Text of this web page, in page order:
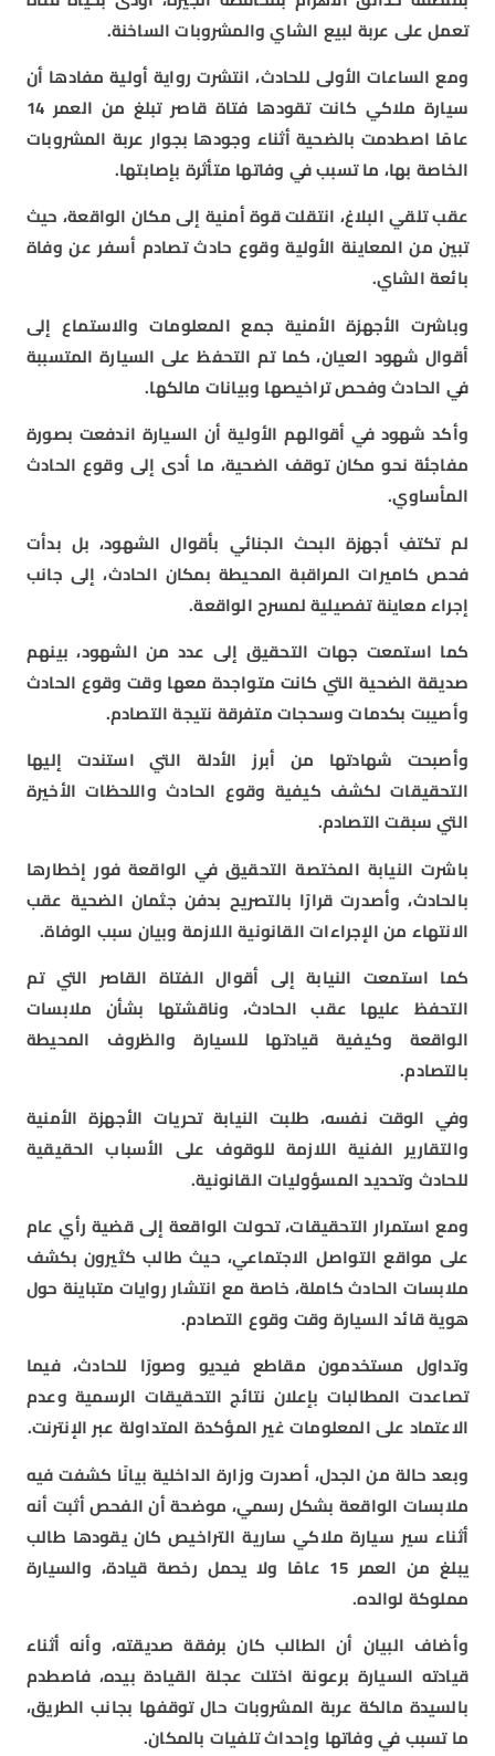
تعمل على عربة لبيع الشاي والمشروبات الساخنة.
ومع الساعات الأولى للحادث، انتشرت رواية أولية مفادها أن
سيارة ملاكي كانت تقودها فتاة قاصر تبلغ من العمر 14
عامًا اصطدمت بالضحية أثناء وجودها بجوار عربة المشروبات
الخاصة بها، ما تسبب في وفاتها متأثرة بإصابتها.
عقب تلقي البلاغ، انتقلت قوة أمنية إلى مكان الواقعة، حيث
تبين من المعاينة الأولية وقوع حادث تصادم أسفر عن وفاة
بائعة الشاي.
وباشرت الأجهزة الأمنية جمع المعلومات والاستماع إلى
أقوال شهود العيان، كما تم التحفظ على السيارة المتسببة
في الحادث وفحص تراخيصها وبيانات مالكها.
وأكد شهود في أقوالهم الأولية أن السيارة اندفعت بصورة
مفاجئة نحو مكان توقف الضحية، ما أدى إلى وقوع الحادث
المأساوي.
لم تكتفِ أجهزة البحث الجنائي بأقوال الشهود، بل بدأت
فحص كاميرات المراقبة المحيطة بمكان الحادث، إلى جانب
إجراء معاينة تفصيلية لمسرح الواقعة.
كما استمعت جهات التحقيق إلى عدد من الشهود، بينهم
صديقة الضحية التي كانت متواجدة معها وقت وقوع الحادث
وأصيبت بكدمات وسحجات متفرقة نتيجة التصادم.
وأصبحت شهادتها من أبرز الأدلة التي استندت إليها
التحقيقات لكشف كيفية وقوع الحادث واللحظات الأخيرة
التي سبقت التصادم.
باشرت النيابة المختصة التحقيق في الواقعة فور إخطارها
بالحادث، وأصدرت قرارًا بالتصريح بدفن جثمان الضحية عقب
الانتهاء من الإجراءات القانونية اللازمة وبيان سبب الوفاة.
كما استمعت النيابة إلى أقوال الفتاة القاصر التي تم
التحفظ عليها عقب الحادث، وناقشتها بشأن ملابسات
الواقعة وكيفية قيادتها للسيارة والظروف المحيطة
بالتصادم.
وفي الوقت نفسه، طلبت النيابة تحريات الأجهزة الأمنية
والتقارير الفنية اللازمة للوقوف على الأسباب الحقيقية
للحادث وتحديد المسؤوليات القانونية.
ومع استمرار التحقيقات، تحولت الواقعة إلى قضية رأي عام
على مواقع التواصل الاجتماعي، حيث طالب كثيرون بكشف
ملابسات الحادث كاملة، خاصة مع انتشار روايات متباينة حول
هوية قائد السيارة وقت وقوع التصادم.
وتداول مستخدمون مقاطع فيديو وصورًا للحادث، فيما
تصاعدت المطالبات بإعلان نتائج التحقيقات الرسمية وعدم
الاعتماد على المعلومات غير المؤكدة المتداولة عبر الإنترنت.
وبعد حالة من الجدل، أصدرت وزارة الداخلية بيانًا كشفت فيه
ملابسات الواقعة بشكل رسمي، موضحة أن الفحص أثبت أنه
أثناء سير سيارة ملاكي سارية التراخيص كان يقودها طالب
يبلغ من العمر 15 عامًا ولا يحمل رخصة قيادة، والسيارة
مملوكة لوالده.
وأضاف البيان أن الطالب كان برفقة صديقته، وأنه أثناء
قيادته السيارة برعونة اختلت عجلة القيادة بيده، فاصطدم
بالسيدة مالكة عربة المشروبات حال توقفها بجانب الطريق،
ما تسبب في وفاتها وإحداث تلفيات بالمكان.